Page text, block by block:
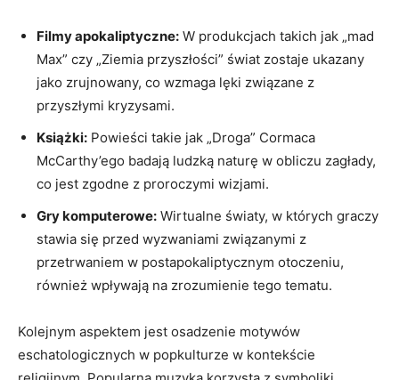
Filmy apokaliptyczne: W produkcjach ⁢takich jak „mad
Max” czy ‌„Ziemia przyszłości” świat zostaje ukazany
⁤jako zrujnowany,⁣ co ⁤wzmaga lęki⁣ związane z
przyszłymi kryzysami.
Książki: Powieści⁢ takie jak „Droga” ⁢Cormaca
McCarthy’ego badają ludzką naturę w‌ obliczu zagłady,
co jest zgodne z proroczymi wizjami.
Gry komputerowe: ⁢Wirtualne światy, w których graczy
⁢stawia się ​przed wyzwaniami​ związanymi z
przetrwaniem w postapokaliptycznym otoczeniu, ​
również wpływają na zrozumienie tego tematu.
Kolejnym‍ aspektem jest osadzenie motywów
eschatologicznych ​w popkulturze w ⁢kontekście